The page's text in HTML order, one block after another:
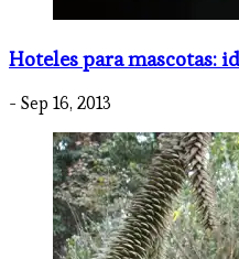
Hoteles para mascotas:
- Sep 16, 2013